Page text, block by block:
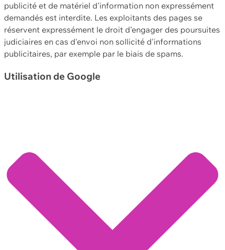
publicité et de matériel d'information non expressément
demandés est interdite. Les exploitants des pages se
réservent expressément le droit d'engager des poursuites
judiciaires en cas d'envoi non sollicité d'informations
publicitaires, par exemple par le biais de spams.
Utilisation de Google